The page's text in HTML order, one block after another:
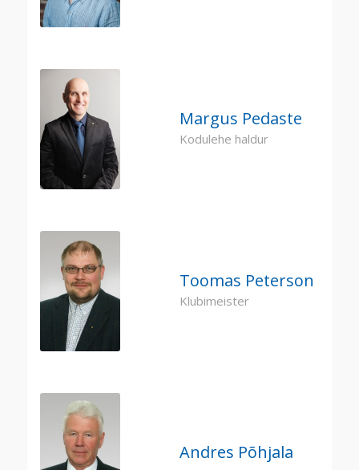
Margus Pedaste
Kodulehe haldur
Toomas Peterson
Klubimeister
Andres Põhjala